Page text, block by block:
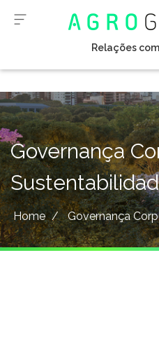
Relações
Governança
Home / Governança